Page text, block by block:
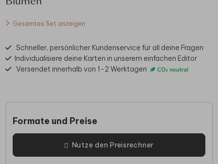
Gesamtes Set anzeigen
Schneller, persönlicher Kundenservice für all deine Fragen
Individualisiere deine Karten in unserem einfachen Editor
Versendet innerhalb von 1-2 Werktagen
Formate und Preise
Nutze den Preisrechner